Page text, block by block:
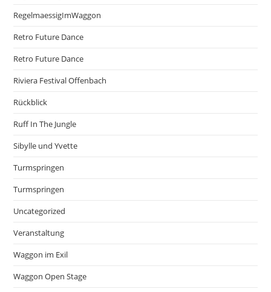
RegelmaessigImWaggon
Retro Future Dance
Retro Future Dance
Riviera Festival Offenbach
Rückblick
Ruff In The Jungle
Sibylle und Yvette
Turmspringen
Turmspringen
Uncategorized
Veranstaltung
Waggon im Exil
Waggon Open Stage